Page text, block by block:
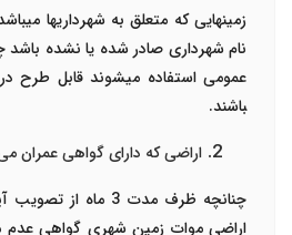
زمین­هایی که متعلق به شهرداری­ها
نام شهرداری صادر شده یا نشده
باشند.
اراضی که دارای گواهی عمران
چنانچه ظرف مدت 3 ماه
اراضی موات زمین شهری گواهی عدم